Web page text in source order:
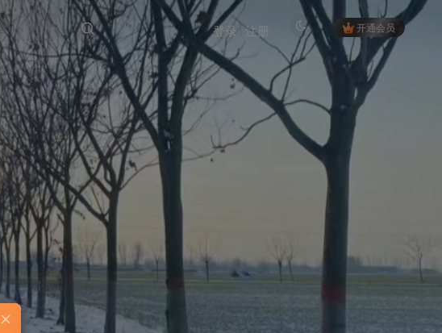
开通会员
登录 注册